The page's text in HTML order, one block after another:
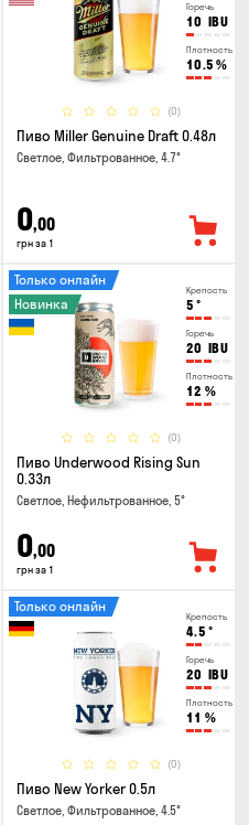
Горечь
10 IBU
Плотность
10.5 %
(0)
Пиво Miller Genuine Draft 0.48л
Светлое, Фильтрованное, 4.7°
0,00
грн за 1
Крепость
5 °
Горечь
20 IBU
Плотность
12 %
(0)
Только онлайн
Новинка
Пиво Underwood Rising Sun
0.33л
Светлое, Нефильтрованное, 5°
0,00
грн за 1
Крепость
4.5 °
Горечь
20 IBU
Плотность
11 %
(0)
Только онлайн
Пиво New Yorker 0.5л
Светлое, Фильтрованное, 4.5°